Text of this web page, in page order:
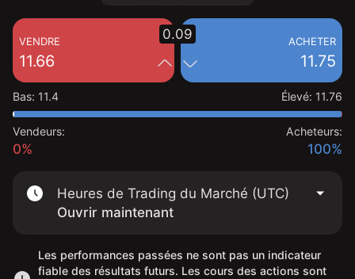
VENDRE
11.66
ACHETER
11.75
0.09
Bas: 11.4 Élevé: 11.76
Vendeurs:
0%
Acheteurs:
100%
Heures de Trading du Marché (UTC)
Ouvrir maintenant
Les performances passées ne sont pas un indicateur
fiable des résultats futurs. Les cours des actions sont